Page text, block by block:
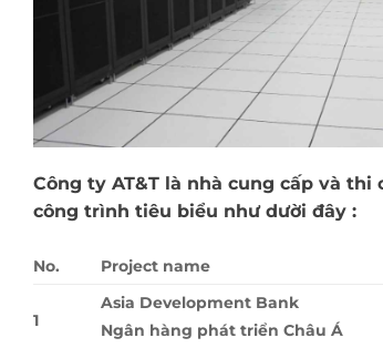
Công ty AT&T là nhà cung cấp và
công trình tiêu biểu như dười đây :
No. Project name
1
Asia Development Bank
Ngân hàng phát triển Châu Á